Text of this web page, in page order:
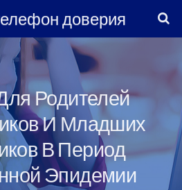
доверия
Родителей
И Младших
В Период
Эпидемии